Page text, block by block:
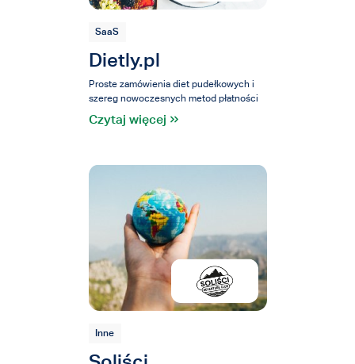
SaaS
Dietly.pl
Proste zamówienia diet pudełkowych i
szereg nowoczesnych metod płatności
Czytaj więcej
Inne